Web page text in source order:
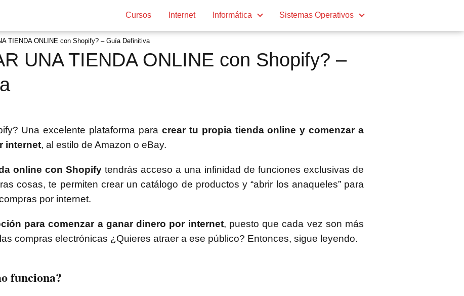
Cursos Internet Informática Sistemas Operativos
TIENDA ONLINE con Shopify? – Guía Definitiva
UNA TIENDA ONLINE con Shopify? –
Una excelente plataforma para crear tu propia tienda online y comenzar a
internet, al estilo de Amazon o eBay.
online con Shopifytendrás acceso a una infinidad de funciones exclusivas de
cosas, te permiten crear un catálogo de productos y “abrir los anaqueles” para
por internet.
para comenzar a ganar dinero por internet, puesto que cada vez son más
compras electrónicas ¿Quieres atraer a ese público? Entonces, sigue leyendo.
funciona?